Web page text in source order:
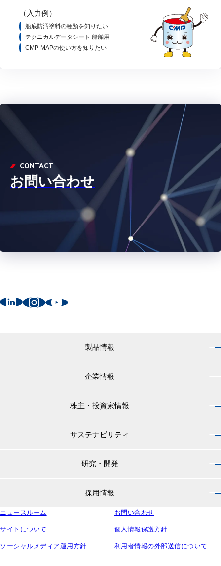
（入力例）
船底防汚塗料の種類を知りたい
テクニカルデータシート 船舶用
CMP-MAPの使い方を知りたい
CONTACT
お問い合わせ
製品情報
小型船舶・漁船用塗料・漁網用防汚剤
建材用塗料
特殊樹脂化学品（軌道用材料）
コンテナ用塗料
企業情報
本社・支店・営業所
グループ会社
研究所・工場
株主・投資家情報
株主・投資家情報 トップ
中国塗料ってどんな会社？
財務・業績情報
IRカレンダー
サステナビリティ
サステナビリティ トップ
社会
ガバナンス
研究・開発
中国塗料の技術力
採用情報
ニュースルーム お問い合わせ
サイトについて 個人情報保護方針
ソーシャルメディア運用方針 利用者情報の外部送信について